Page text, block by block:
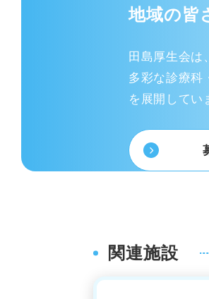
地域の皆
田島厚生会は
多彩な診療科
を展開してい
関連施設